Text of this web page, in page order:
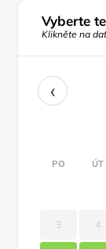
Vyberte
Klikněte na
‹
PO ÚT
3 4